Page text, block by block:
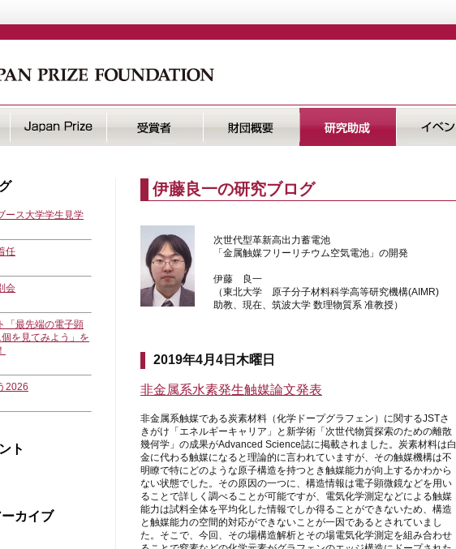
伊藤良一の研究ブログ
次世代型革新高出力蓄電池
「金属触媒フリーリチウム空気電池」の開発
伊藤 良一
（東北大学 原子分子材料科学高等研究機構(AIMR)
助教、 現在、筑波大学 数理物質系 准教授）
2019年4月4日木曜日
非金属系水素発生触媒論文発表
非金属系触媒である炭素材料（化学ドープグラフェン）に関するJSTさ
きがけ「エネルギーキャリア」と新学術「次世代物質探索のための離散
幾何学」の成果がAdvanced Science誌に掲載されました。炭素材料は白
金に代わる触媒になると理論的に言われていますが、その触媒機構は不
明瞭で特にどのような原子構造を持つとき触媒能力が向上するかわから
ない状態でした。その原因の一つに、構造情報は電子顕微鏡などを用い
ることで詳しく調べることが可能ですが、電気化学測定などによる触媒
能力は試料全体を平均化した情報でしか得ることができないため、構造
と触媒能力の空間的対応ができないことが一因であるとされていまし
た。そこで、今回、その場構造解析とその場電気化学測定を組み合わせ
ース大学学生見学
任
会
「最先端の電子顕
を見てみよう」を
2026
ト
カイブ